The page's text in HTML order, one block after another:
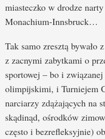
miasteczko w drodze
Monachium-Innsbruck…
Tak samo zresztą
z zacnymi zabytkami o
sportowej – bo i
olimpijskimi, i Turniejem
narciarzy zdążających na
skądinąd, ośrodków
często i bezrefleksyjnie)